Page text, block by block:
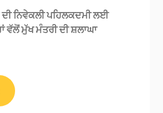
ਦੀ ਨਿਵੇਕਲੀ ਪਹਿਲਕਦਮੀ ਲਈ
ਵੱਲੋਂ ਮੁੱਖ ਮੰਤਰੀ ਦੀ ਸ਼ਲਾਘਾ